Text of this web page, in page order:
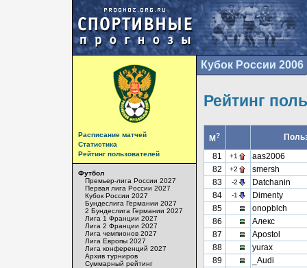
Расписание матчей
Статистика
Рейтинг пользователей
Футбол
Премьер-лига России 2027
Первая лига России 2027
Кубок России 2027
Бундеслига Германии 2027
2 Бундеслига Германии 2027
Лига 1 Франции 2027
Лига 2 Франции 2027
Лига чемпионов 2027
Лига Европы 2027
Лига конференций 2027
Архив турниров
Суммарный рейтинг
Кубок России 2006
Рейтинг
М?
81
+1
aas2006
82
+2
smersh
83
-2
Datchanin
84
-1
Dimenty
85
onopblch
86
Алекс
87
Apostol
88
yurax
89
_Audi